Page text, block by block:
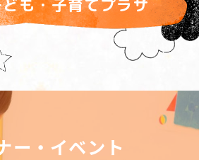
も・子育てプラザ
ー・イベント